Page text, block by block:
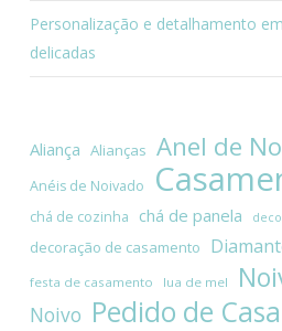
Personalização e detalhamento
delicadas
Aliança Alianças Anel de
Anéis de Noivado
chá de cozinha chá de panela
decoração de casamento
festa de casamento lua de mel
Noivo Pedido de